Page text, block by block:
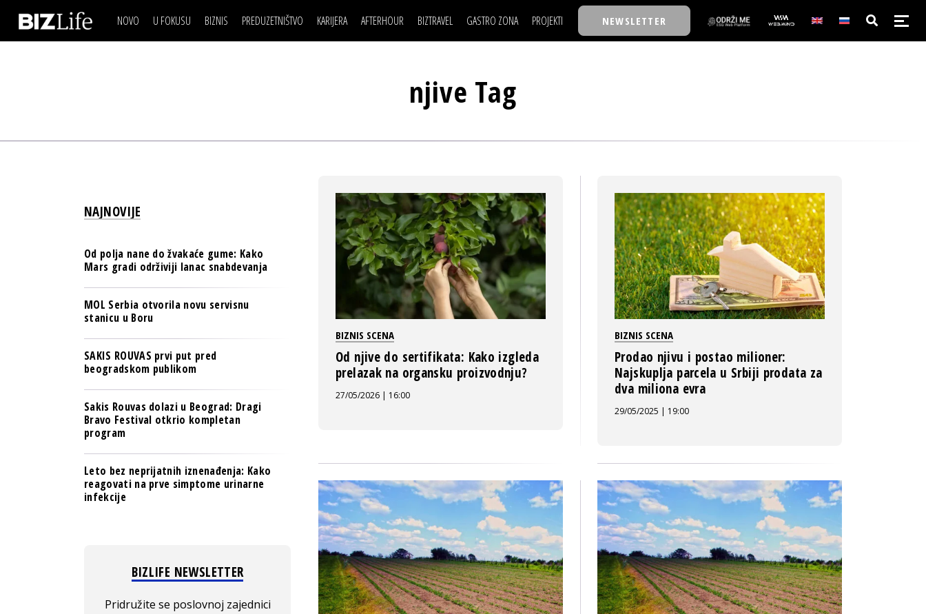
NOVO U FOKUSU BIZNIS
ESG & ENERGY
PULS REGIONA
NOVO NA RAFU
PREDUZETNIŠTVO KARIJERA
USAVRŠAVANJE
AFTERHOUR
STIL
BIZTRAVEL GASTRO ZONA PROJEKTI
BACK TO OFFICE/SCHOOL
BMW BIZNIS LIGA
BIZLIFE WEEK
IZJAVA GODINE
NEWSLETTER
IZJAVA DANABIZNIS SCENA
NOVO NA RAFU
POSAO
FILM I SCENA
NAJKOLEGA
BIZLIFE WEEK
IZJAVA GODINE
njive Tag
BIZNIS SCENA
Od njive do sertifikata: Kako izgleda
prelazak na organsku proizvodnju?
27/05/2026 | 16:00
BIZNIS SCENA
Prodao njivu i postao milioner:
Najskuplja parcela u Srbiji prodata za
dva miliona evra
29/05/2025 | 19:00
NAJNOVIJE
Od polja nane do žvakaće gume: Kako
Mars gradi održiviji lanac snabdevanja
MOL Serbia otvorila novu servisnu
stanicu u Boru
SAKIS ROUVAS prvi put pred
beogradskom publikom
Sakis Rouvas dolazi u Beograd: Dragi
Bravo Festival otkrio kompletan
program
Leto bez neprijatnih iznenađenja: Kako
reagovati na prve simptome urinarne
infekcije
BIZLIFE NEWSLETTER
Pridružite se poslovnoj zajednici